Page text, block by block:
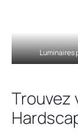
Luminaires
Trouvez